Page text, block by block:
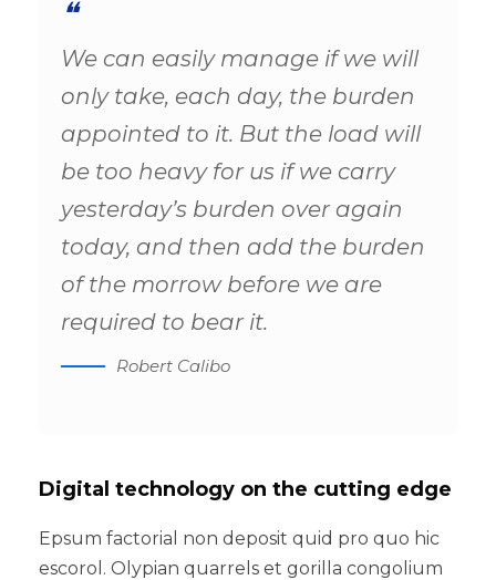
We can easily manage if we will
only take, each day, the burden
appointed to it. But the load will
be too heavy for us if we carry
yesterday’s burden over again
today, and then add the burden
of the morrow before we are
required to bear it.
Robert Calibo
Digital technology on the cutting edge
Epsum factorial non deposit quid pro quo hic
escorol. Olypian quarrels et gorilla congolium